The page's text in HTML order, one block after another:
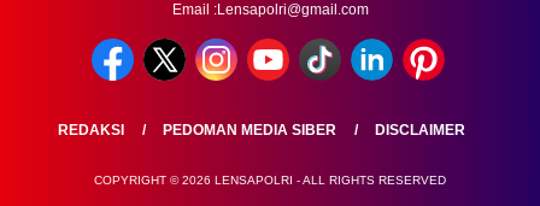
Email :Lensapolri@gmail.com
REDAKSI PEDOMAN MEDIA SIBER DISCLAIMER
COPYRIGHT © 2026 LENSAPOLRI - ALL RIGHTS RESERVED